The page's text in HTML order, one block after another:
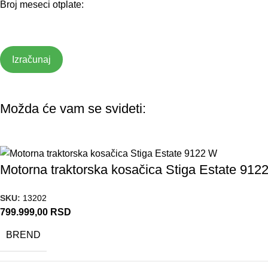
Broj meseci otplate:
Izračunaj
Možda će vam se svideti:
Motorna traktorska kosačica Stiga Estate
SKU: 13202
799.999,00 RSD
BREND